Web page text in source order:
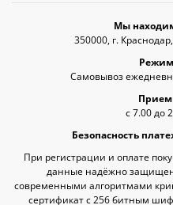
Мы
350000, г.
Самовывоз
Прием
с 7.00 до
Безопасность
При регистрации и оплате
данные надёжно
современными алгоритмами
сертификат c 256 битным